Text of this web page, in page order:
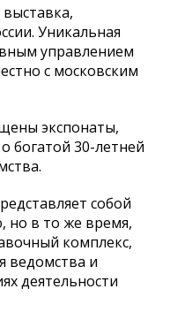
Уникальная
управлением
с московским
экспонаты,
богатой 30-летней
собой
но в то же время,
комплекс,
ведомства и
деятельности